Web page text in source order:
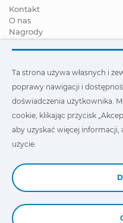
Kontakt
O nas
Nagrody
Certyfikaty
Społeczna
Aktualności
Film
FAQ - Najczęściej zadawane
Ta strona wykorzystuje
aby poprawić
Ta strona używa własnych i
poprawy nawigacji i
doświadczenia użytkownika.
cookie, klikając przycisk
aby uzyskać więcej
użycie.